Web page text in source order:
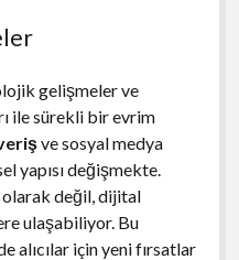
gelişmeler ve
ile sürekli bir evrim
ve sosyal medya
yapısı değişmekte.
olarak değil, dijital
ulaşabiliyor. Bu
alıcılar için yeni fırsatlar